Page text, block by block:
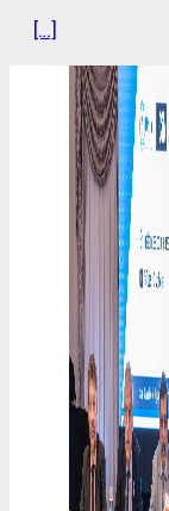
[…]